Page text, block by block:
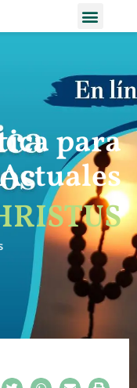
para